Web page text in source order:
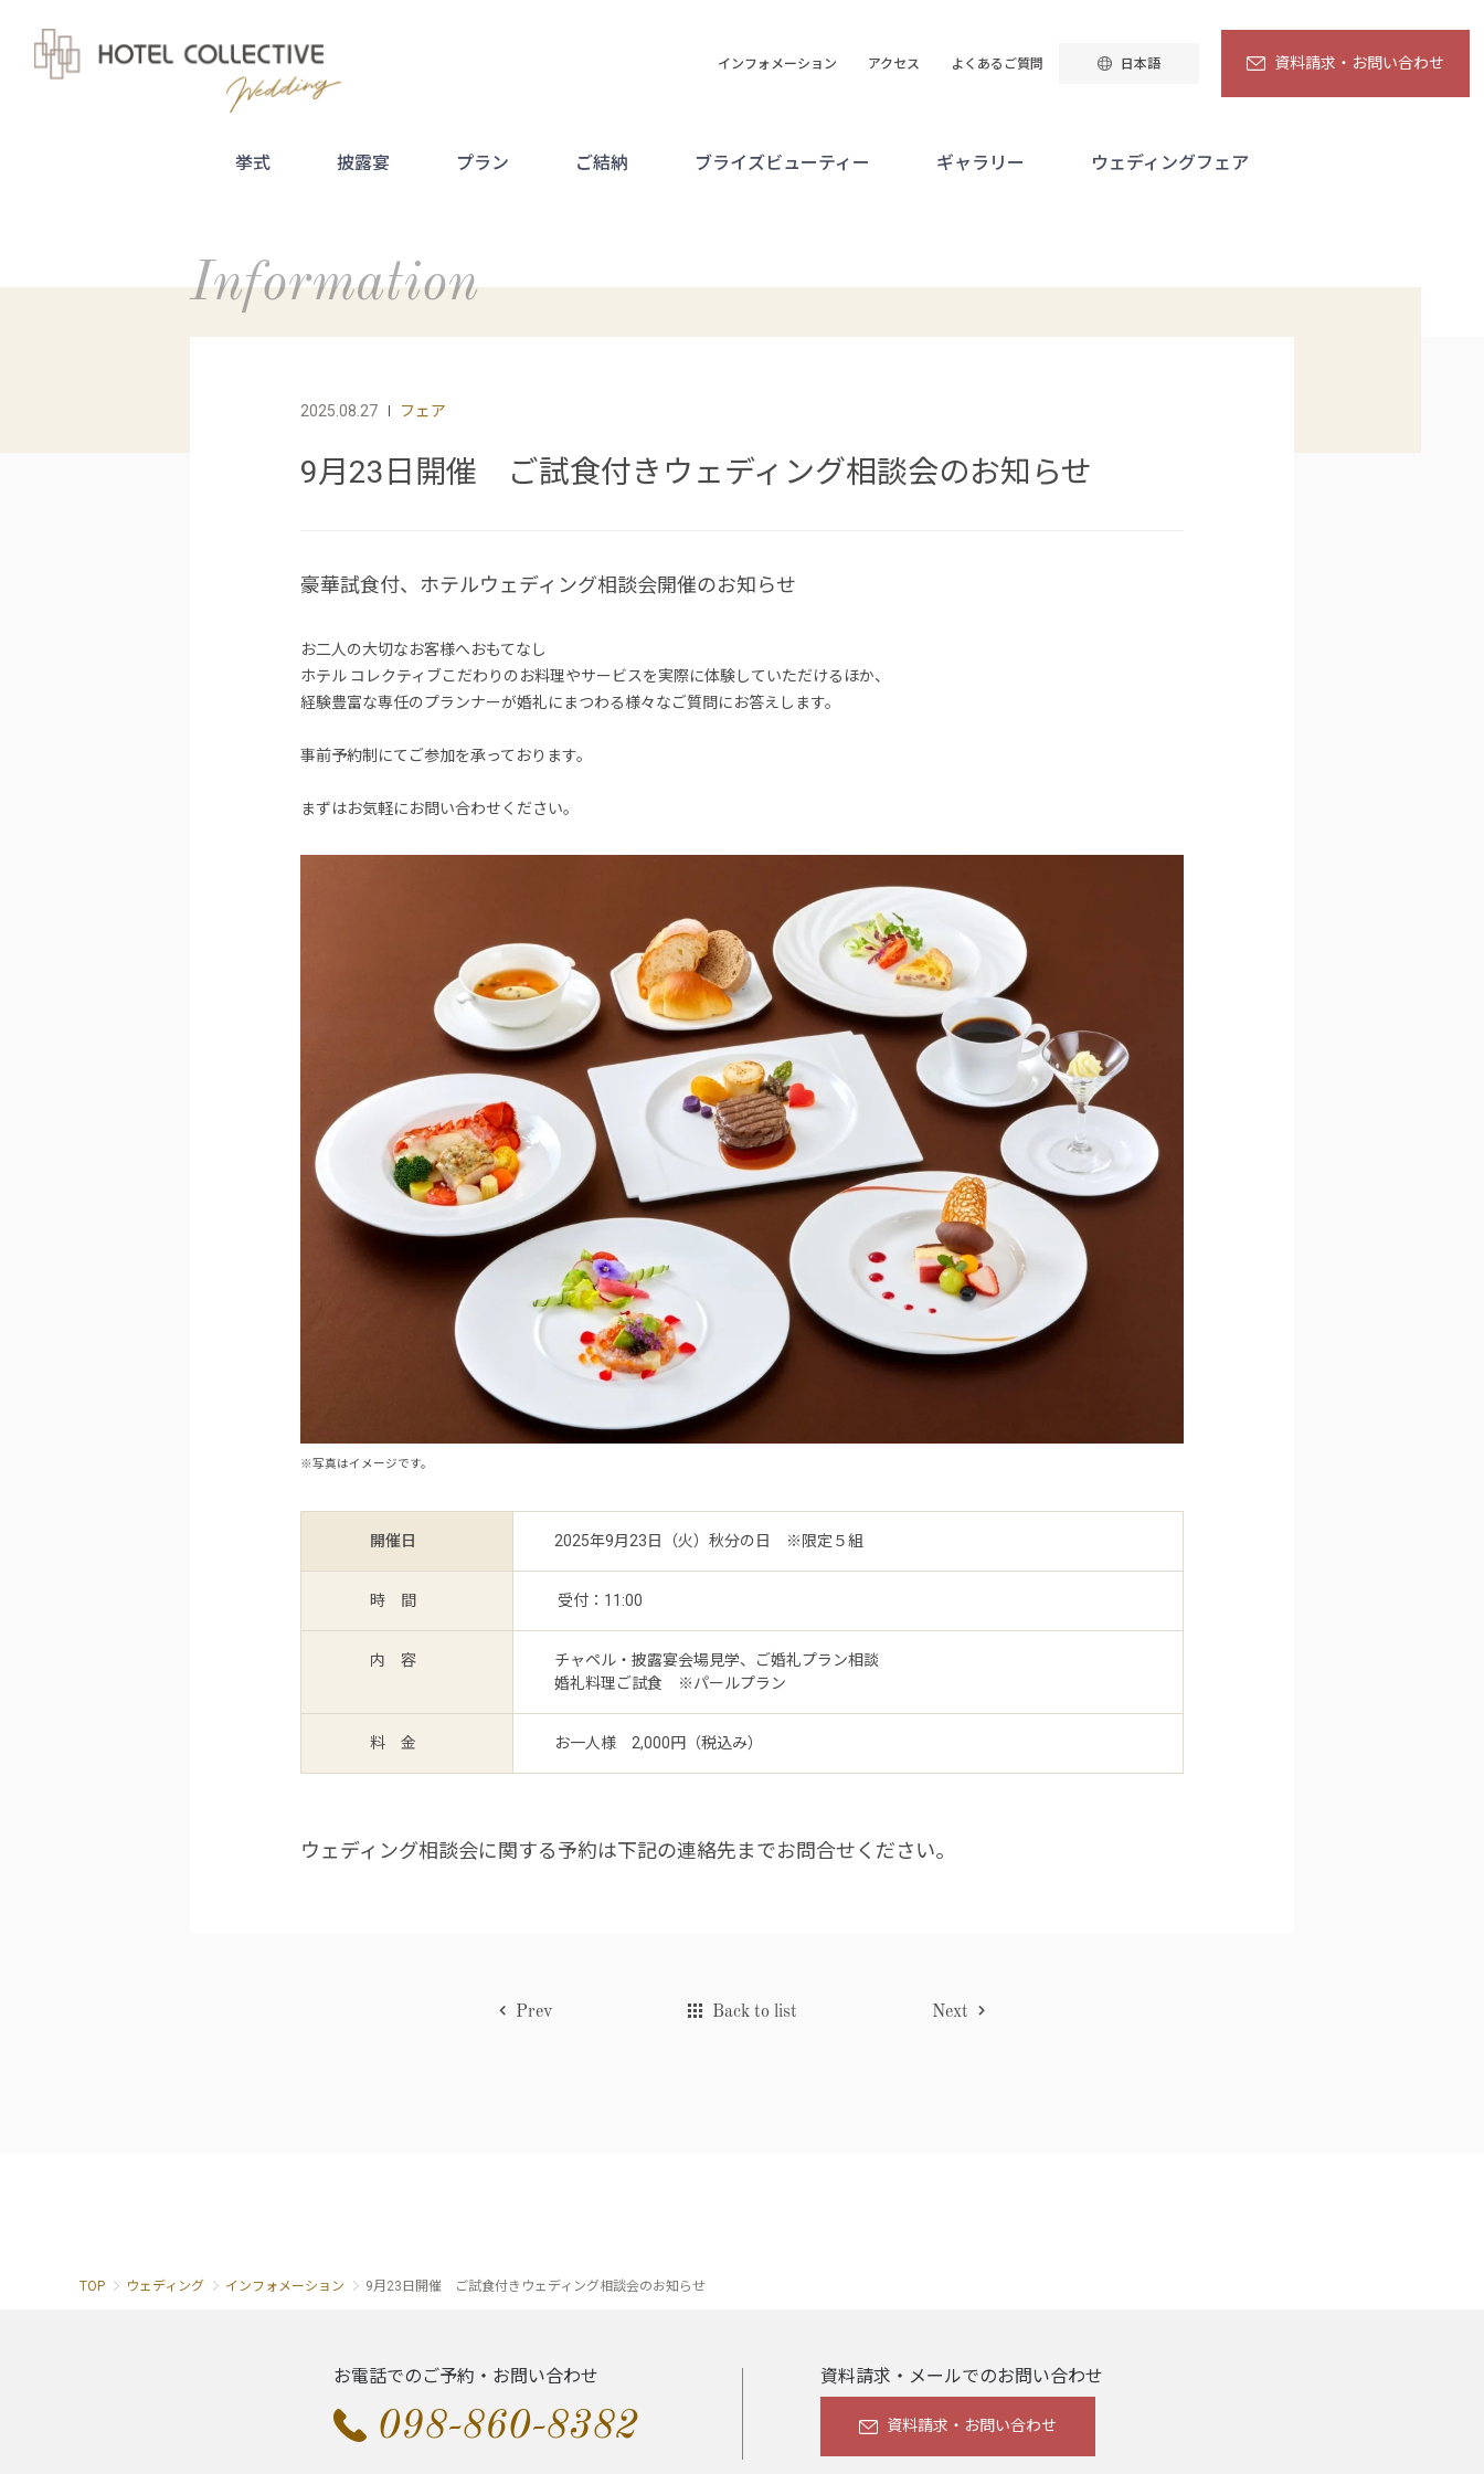
インフォメーション アクセス よくあるご質問 日本語 資料請求・お問い合わせ
挙式 披露宴 プラン ご結納 ブライズビューティー ギャラリー ウェディングフェア
Information
2025.08.27 フェア
9月23日開催 ご試食付きウェディング相談会のお知らせ
豪華試食付、ホテルウェディング相談会開催のお知らせ
お二人の大切なお客様へおもてなし
ホテル コレクティブこだわりのお料理やサービスを実際に体験していただけるほか、
経験豊富な専任のプランナーが婚礼にまつわる様々なご質問にお答えします。
事前予約制にてご参加を承っております。
まずはお気軽にお問い合わせください。
※写真はイメージです。
開催日 2025年9月23日（火）秋分の日 ※限定５組
時 間 受付：11:00
内 容
チャペル・披露宴会場見学、ご婚礼プラン相談
婚礼料理ご試食 ※パールプラン
料 金 お一人様 2,000円（税込み）
ウェディング相談会に関する予約は下記の連絡先までお問合せください。
Prev Back to list Next
TOP ウェディング インフォメーション 9月23日開催 ご試食付きウェディング相談会のお知らせ
お電話でのご予約・お問い合わせ
098-860-8382
資料請求・メールでのお問い合わせ
資料請求・お問い合わせ